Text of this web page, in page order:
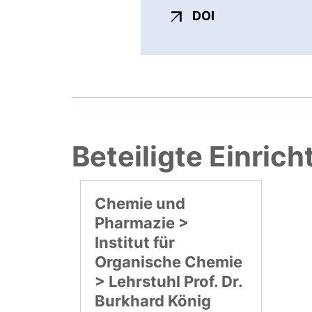
DOI
Beteiligte
Chemie und
Pharmazie >
Institut für
Organische Chemie
> Lehrstuhl Prof. Dr.
Burkhard König